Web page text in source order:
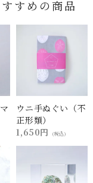
すめの商品
ウニ手ぬぐい（不
正形類）
1,650円
(税込)